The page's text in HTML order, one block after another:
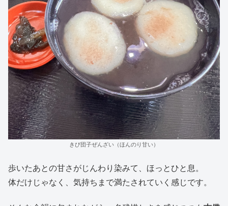
きび団子ぜんざい（ほんのり甘い）
歩いたあとの甘さがじんわり染みて、ほっとひと息。
体だけじゃなく、気持ちまで満たされていく感じです。